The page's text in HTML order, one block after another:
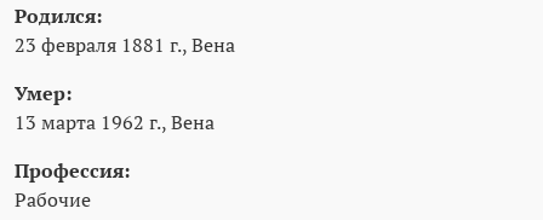
Родился:
23 февраля 1881 г., Вена
Умер:
13 марта 1962 г., Вена
Профессия:
Рабочие